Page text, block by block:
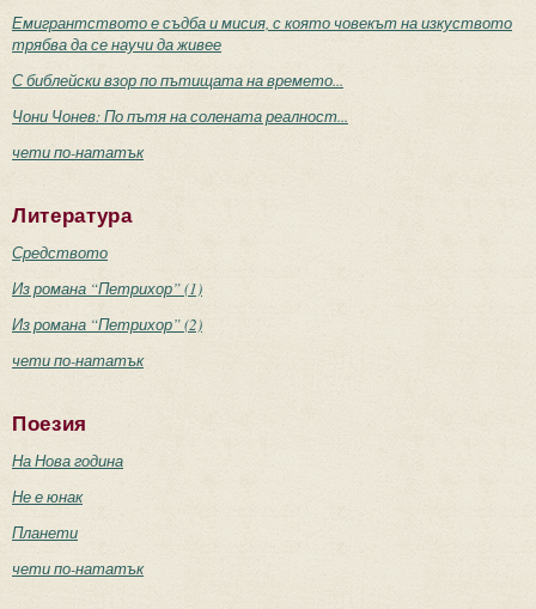
Емигрантството е съдба и мисия, с която човекът на изкуството
трябва да се научи да живее
С библейски взор по пътищата на времето...
Чони Чонев: По пътя на солената реалност...
чети по-нататък
Литература
Средството
Из романа “Петрихор” (1)
Из романа “Петрихор” (2)
чети по-нататък
Поезия
На Нова година
Не е юнак
Планети
чети по-нататък